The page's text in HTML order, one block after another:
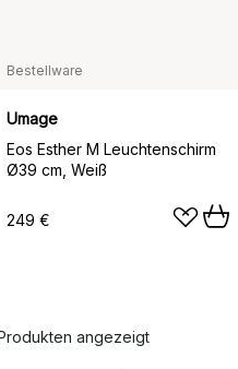
Bestellware
Umage
Eos Esther M Leuchtenschirm
Ø39 cm, Weiß
249 €
angezeigt